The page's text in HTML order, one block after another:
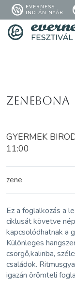
EVERNESS
INDIÁN NYÁR
Zenebona
GYERMEK
11:00
zene
Ez a foglalkozás a
ciklusát követve
kapcsolódhatnak a
Különleges
csörgő,kalinba,
családok.
igazán örömteli